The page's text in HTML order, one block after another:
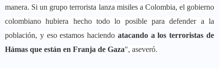
manera. Si un grupo terrorista lanza misiles a Colombia, el gobierno
colombiano hubiera hecho todo lo posible para defender a la
población, y eso estamos haciendo atacando a los terroristas de
Hámas que están en Franja de Gaza", aseveró.